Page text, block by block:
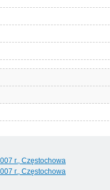
г., Częstochowa
г., Częstochowa